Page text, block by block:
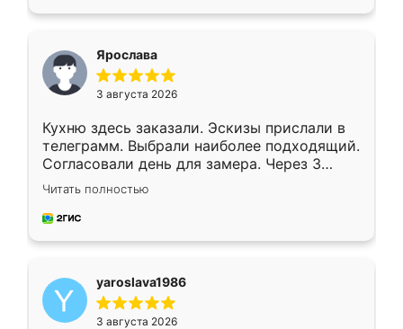
Ярослава
3 августа 2026
Кухню здесь заказали. Эскизы прислали в
телеграмм. Выбрали наиболее подходящий.
Согласовали день для замера. Через 3
недели кухня была уже готова. Остались
довольны работой. Спасибо Ренессанс
мебель за качественную работу!
Читать полностью
yaroslava1986
3 августа 2026